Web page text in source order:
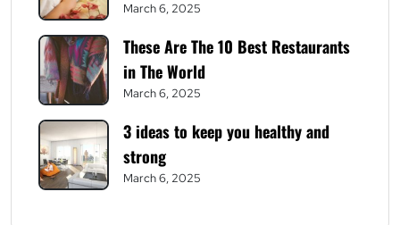
March 6, 2025
These Are The 10 Best Restaurants
in The World
March 6, 2025
3 ideas to keep you healthy and
strong
March 6, 2025